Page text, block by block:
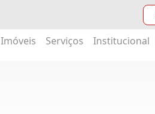
Imóveis Serviços Institucional